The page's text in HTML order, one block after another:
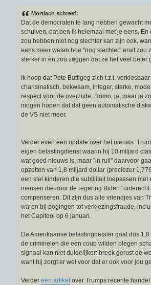
Mortlach schreef:
Dat de democraten te lang hebben gewacht
schuiven, dat ben ik helemaal met je eens. En
zou hebben niet nog slechter kan zijn ook,
eens meer weten hoe "nog slechter" eruit zou
sterker in en zou zeggen dat ze het veel beter
Ik hoop dat Pete Buttigeg zich t.z.t.
charismatisch, bekwaam, integer, sterke,
respect voor de overzijde. Homo, ja, maar je
mogen hopen dat dat geen automatische
de VS niet meer.
Verder even een update over het nieuws:
eigen belastingdienst waarin hij 10 miljard
wat goed nieuws is, maar "in ruil" daarvoor
opzetten van 1,8 miljard dollar (preciezer
een stel kinderen die subtiliteit toepassen met
mensen die door de regering Biden "onterecht
compenseren. Dit zijn dus alle vriendjes van
waren bij pogingen tot verkiezingsfraude,
het Capitool op 6 januari.
De Amerikaanse belastingbetaler gaat dus
de criminelen die een coup wilden plegen
signaal kan niet duidelijker: breek gerust de
want hij zorgt er wel voor dat er ook voor jou
Verder een artikel over Trumps recente